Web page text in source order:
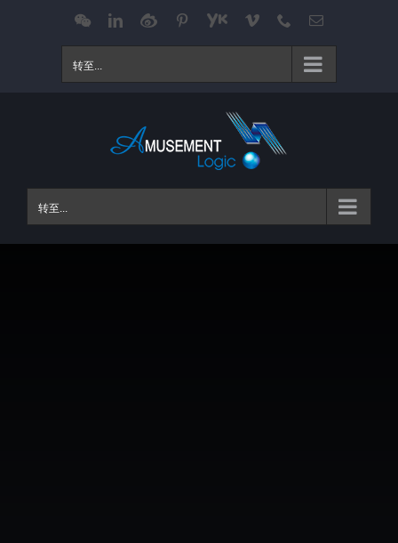
WeChatLinkedIn
Weibo Pinterest
Youku Vimeo Phone电
转至...
转至...